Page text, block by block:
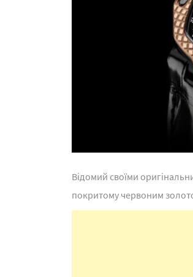
Відомий своїми
покритому червоним